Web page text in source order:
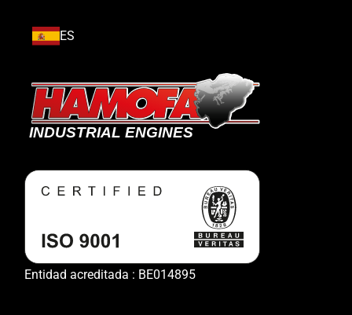
ES
Entidad acreditada : BE014895